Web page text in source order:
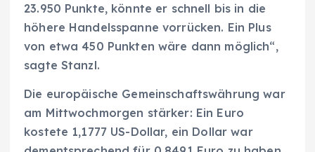
23.950 Punkte, könnte er schnell bis in die
höhere Handelsspanne vorrücken. Ein Plus
von etwa 450 Punkten wäre dann möglich“,
sagte Stanzl.
Die europäische Gemeinschaftswährung war
am Mittwochmorgen stärker: Ein Euro
kostete 1,1777 US-Dollar, ein Dollar war